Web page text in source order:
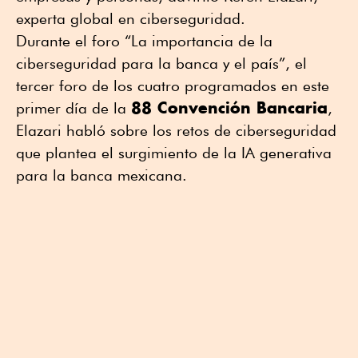
experta global en ciberseguridad.
Durante el foro “La importancia de la
ciberseguridad para la banca y el país”, el
tercer foro de los cuatro programados en este
primer día de la 88 Convención Bancaria,
Elazari habló sobre los retos de ciberseguridad
que plantea el surgimiento de la IA generativa
para la banca mexicana.